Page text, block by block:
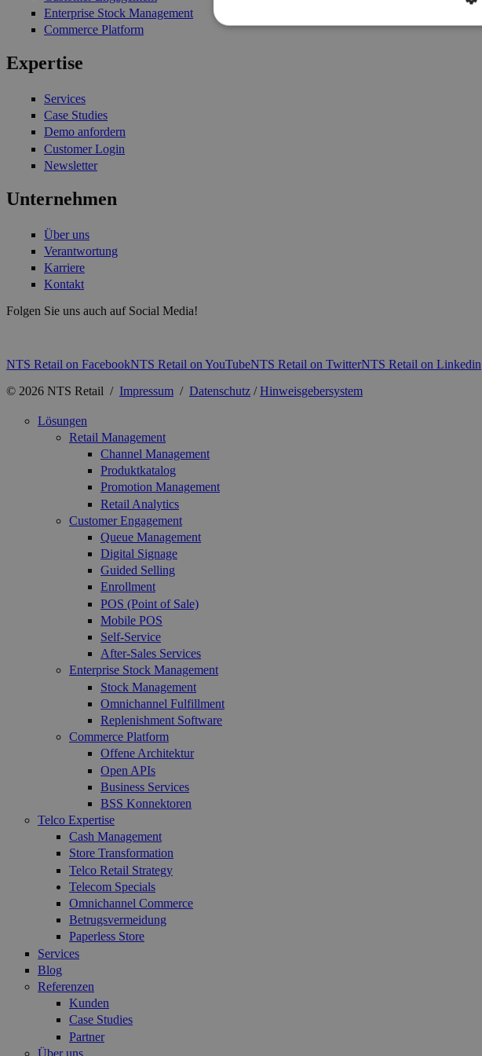
Enterprise Stock Management
Commerce Platform
Expertise
Services
Case Studies
Demo anfordern
Customer Login
Newsletter
Unternehmen
Über uns
Verantwortung
Karriere
Kontakt
Folgen Sie uns auch auf Social Media!
NTS Retail on FacebookNTS Retail on YouTubeNTS Retail on TwitterNTS Retail on Linkedin
© 2026 NTS Retail / Impressum / Datenschutz /Hinweisgebersystem
Lösungen
Retail Management
Channel Management
Produktkatalog
Promotion Management
Retail Analytics
Customer Engagement
Queue Management
Digital Signage
Guided Selling
Enrollment
POS (Point of Sale)
Mobile POS
Self-Service
After-Sales Services
Enterprise Stock Management
Stock Management
Omnichannel Fulfillment
Replenishment Software
Commerce Platform
Offene Architektur
Open APIs
Business Services
BSS Konnektoren
Telco Expertise
Cash Management
Store Transformation
Telco Retail Strategy
Telecom Specials
Omnichannel Commerce
Betrugsvermeidung
Paperless Store
Services
Blog
Referenzen
Kunden
Case Studies
Partner
Über uns